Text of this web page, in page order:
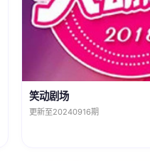
笑动剧场
更新至20240916期